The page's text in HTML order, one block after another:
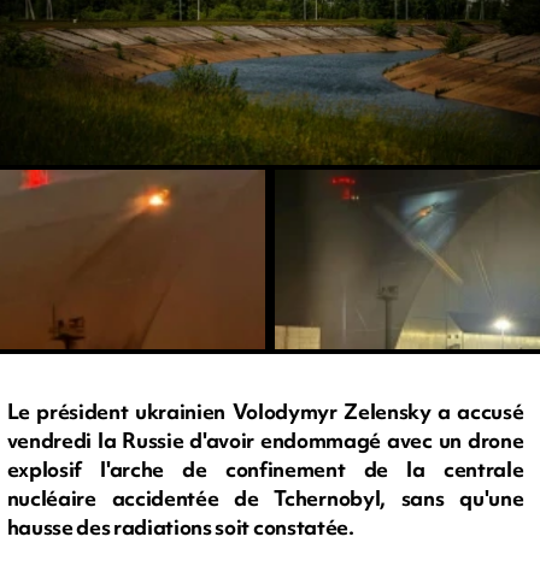
Le président ukrainien Volodymyr Zelensky a accusé
vendredi la Russie d'avoir endommagé avec un drone
explosif l'arche de confinement de la centrale
nucléaire accidentée de Tchernobyl, sans qu'une
hausse des radiations soit constatée.